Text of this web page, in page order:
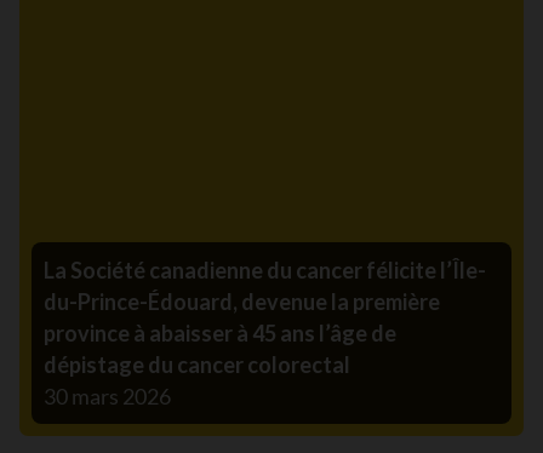
La Société canadienne du cancer félicite l’Île-
du-Prince-Édouard, devenue la première
province à abaisser à 45 ans l’âge de
dépistage du cancer colorectal
30 mars 2026